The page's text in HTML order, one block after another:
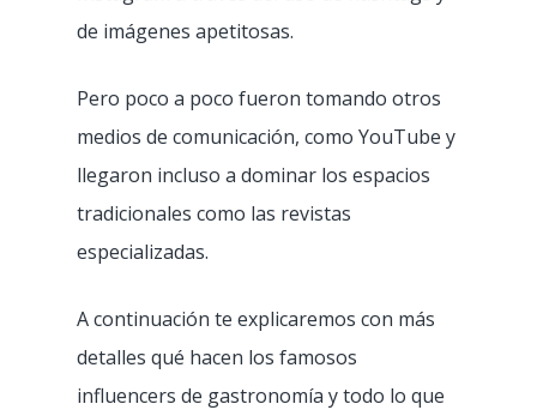
de imágenes apetitosas.
Pero poco a poco fueron tomando otros
medios de comunicación, como YouTube y
llegaron incluso a dominar los espacios
tradicionales como las revistas
especializadas.
A continuación te explicaremos con más
detalles qué hacen los famosos
influencers de gastronomía y todo lo que